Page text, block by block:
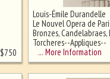
$750
Louis-Émile Durandelle
Le Nouvel Opera de
Bronzes, Candelabraes,
Torcheres--Appliques--
Lampadaires
… More Information